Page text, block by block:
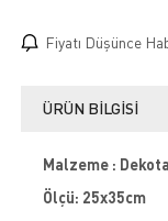
Fiyatı Düşünce
ÜRÜN BILGISI
Malzeme : Dekota
Ölçü: 25x35cm